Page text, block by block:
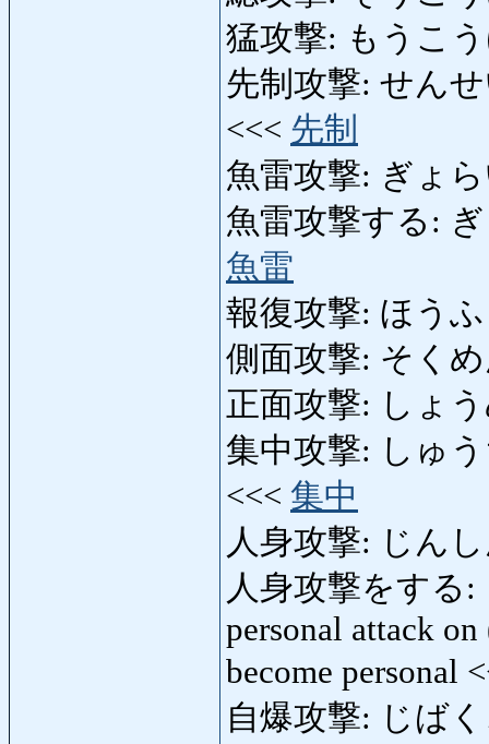
猛攻撃: もうこ
先制攻撃: せん
<<< 先制
魚雷攻撃: ぎょ
魚雷攻撃する:
魚雷
報復攻撃: ほう
側面攻撃: そく
正面攻撃: しょ
集中攻撃: しゅ
<<< 集中
人身攻撃: じん
人身攻撃をする
personal attack
become personal
自爆攻撃: じば